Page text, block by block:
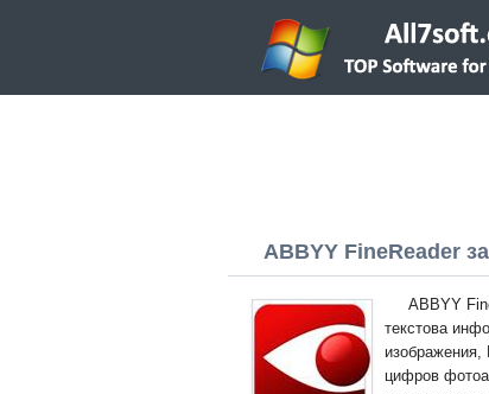
ABBYY FineReader
ABBYY
текстова
изображения,
цифров